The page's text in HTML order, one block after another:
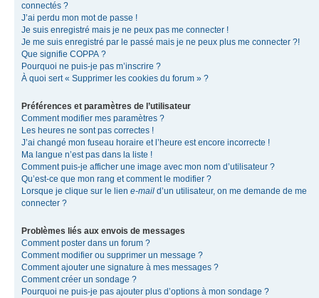
connectés ?
J’ai perdu mon mot de passe !
Je suis enregistré mais je ne peux pas me connecter !
Je me suis enregistré par le passé mais je ne peux plus me connecter ?!
Que signifie COPPA ?
Pourquoi ne puis-je pas m’inscrire ?
À quoi sert « Supprimer les cookies du forum » ?
Préférences et paramètres de l’utilisateur
Comment modifier mes paramètres ?
Les heures ne sont pas correctes !
J’ai changé mon fuseau horaire et l’heure est encore incorrecte !
Ma langue n’est pas dans la liste !
Comment puis-je afficher une image avec mon nom d’utilisateur ?
Qu’est-ce que mon rang et comment le modifier ?
Lorsque je clique sur le lien e-mail d’un utilisateur, on me demande de me
connecter ?
Problèmes liés aux envois de messages
Comment poster dans un forum ?
Comment modifier ou supprimer un message ?
Comment ajouter une signature à mes messages ?
Comment créer un sondage ?
Pourquoi ne puis-je pas ajouter plus d’options à mon sondage ?